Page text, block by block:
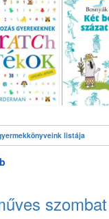
listája
szombat